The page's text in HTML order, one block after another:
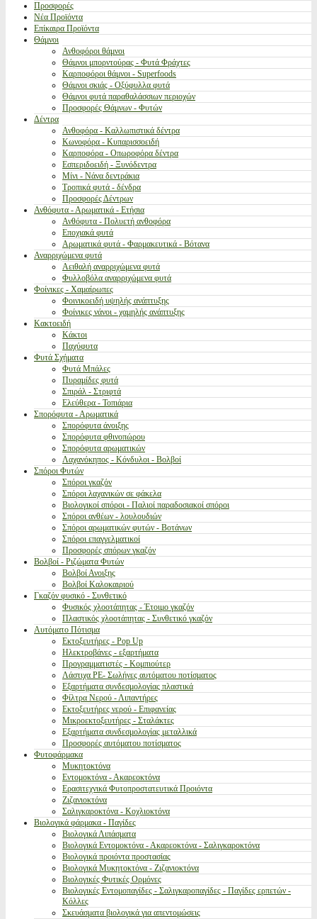
Προσφορές
Νέα Προϊόντα
Επίκαιρα Προϊόντα
Θάμνοι
Ανθοφόροι θάμνοι
Θάμνοι μπορντούρας - Φυτά Φράχτες
Καρποφόροι θάμνοι - Superfoods
Θάμνοι σκιάς - Οξύφυλλα φυτά
Θάμνοι φυτά παραθαλάσσιων περιοχών
Προσφορές Θάμνων - Φυτών
Δέντρα
Ανθοφόρα - Καλλωπιστικά δέντρα
Κωνοφόρα - Κυπαρισσοειδή
Καρποφόρα - Οπωροφόρα δέντρα
Εσπεριδοειδή - Ξυνόδεντρα
Μίνι - Νάνα δεντράκια
Τροπικά φυτά - δένδρα
Προσφορές Δέντρων
Ανθόφυτα - Αρωματικά - Ετήσια
Ανθόφυτα - Πολυετή ανθοφόρα
Εποχιακά φυτά
Αρωματικά φυτά - Φαρμακευτικά - Βότανα
Αναρριχώμενα φυτά
Αειθαλή αναρριχώμενα φυτά
Φυλλοβόλα αναρριχώμενα φυτά
Φοίνικες - Χαμαίρωπες
Φοινικοειδή υψηλής ανάπτυξης
Φοίνικες νάνοι - χαμηλής ανάπτυξης
Κακτοειδή
Κάκτοι
Παχύφυτα
Φυτά Σχήματα
Φυτά Μπάλες
Πυραμίδες φυτά
Σπιράλ - Στριφτά
Ελεύθερα - Τοπιάρια
Σπορόφυτα - Αρωματικά
Σπορόφυτα άνοιξης
Σπορόφυτα φθινοπώρου
Σπορόφυτα αρωματικών
Λαχανόκηπος - Κόνδυλοι - Βολβοί
Σπόροι Φυτών
Σπόροι γκαζόν
Σπόροι λαχανικών σε φάκελα
Βιολογικοί σπόροι - Παλιοί παραδοσιακοί σπόροι
Σπόροι ανθέων - λουλουδιών
Σπόροι αρωματικών φυτών - Βοτάνων
Σπόροι επαγγελματικοί
Προσφορές σπόρων γκαζόν
Βολβοί - Ριζώματα Φυτών
Βολβοί Ανοιξης
Βολβοί Καλοκαιριού
Γκαζόν φυσικό - Συνθετικό
Φυσικός χλοοτάπητας - Έτοιμο γκαζόν
Πλαστικός χλοοτάπητας - Συνθετικό γκαζόν
Αυτόματο Πότισμα
Εκτοξευτήρες - Pop Up
Ηλεκτροβάνες - εξαρτήματα
Προγραμματιστές - Κομπιούτερ
Λάστιχα PE- Σωλήνες αυτόματου ποτίσματος
Εξαρτήματα συνδεσμολογίας πλαστικά
Φίλτρα Νερού - Λιπαντήρες
Εκτοξευτήρες νερού - Επιφανείας
Μικροεκτοξευτήρες - Σταλάκτες
Εξαρτήματα συνδεσμολογίας μεταλλικά
Προσφορές αυτόματου ποτίσματος
Φυτοφάρμακα
Μυκητοκτόνα
Εντομοκτόνα - Ακαρεοκτόνα
Ερασιτεχνικά Φυτοπροστατευτικά Προιόντα
Ζιζανιοκτόνα
Σαλιγκαροκτόνα - Κοχλιοκτόνα
Βιολογικά φάρμακα - Παγίδες
Βιολογικά Λιπάσματα
Βιολογικά Εντομοκτόνα - Ακαρεοκτόνα - Σαλιγκαροκτόνα
Βιολογικά προιόντα προστασίας
Βιολογικά Μυκητοκτόνα - Ζιζανιοκτόνα
Βιολογικές Φυτικές Ορμόνες
Βιολογικές Εντομοπαγίδες - Σαλιγκαροπαγίδες - Παγίδες ερπετών -
Κόλλες
Σκευάσματα βιολογικά για απεντομώσεις